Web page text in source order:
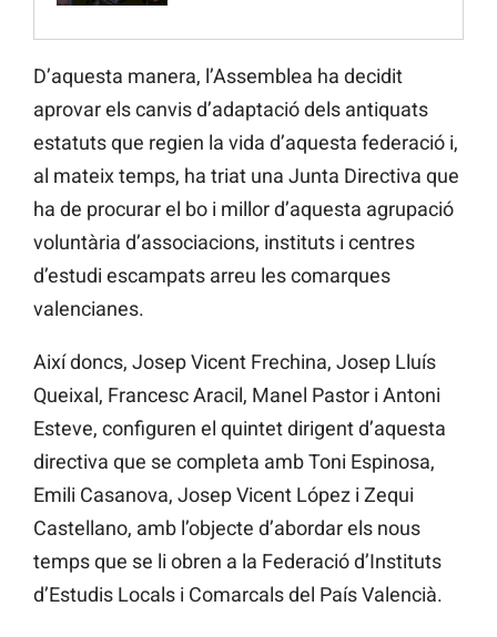
D’aquesta manera, l’Assemblea ha decidit
aprovar els canvis d’adaptació dels antiquats
estatuts que regien la vida d’aquesta federació i,
al mateix temps, ha triat una Junta Directiva que
ha de procurar el bo i millor d’aquesta agrupació
voluntària d’associacions, instituts i centres
d’estudi escampats arreu les comarques
valencianes.
Així doncs, Josep Vicent Frechina, Josep Lluís
Queixal, Francesc Aracil, Manel Pastor i Antoni
Esteve, configuren el quintet dirigent d’aquesta
directiva que se completa amb Toni Espinosa,
Emili Casanova, Josep Vicent López i Zequi
Castellano, amb l’objecte d’abordar els nous
temps que se li obren a la Federació d’Instituts
d’Estudis Locals i Comarcals del País Valencià.